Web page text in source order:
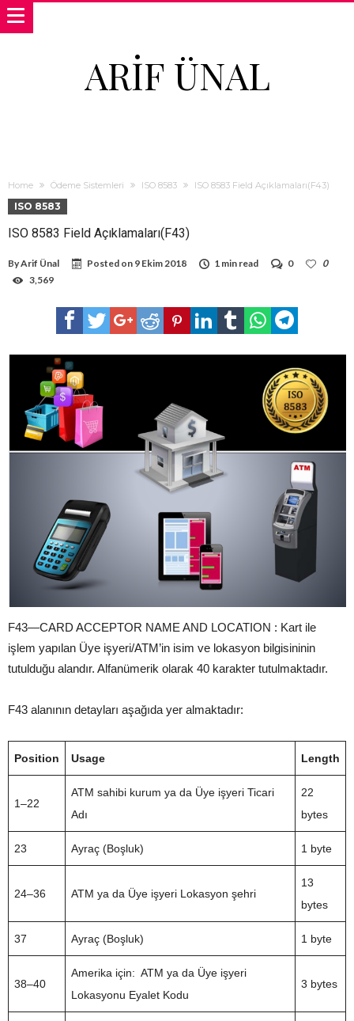
ARIF ÜNAL
Home Ödeme Sistemleri ISO 8583 ISO 8583 Field Açıklamaları(F43)
ISO 8583
ISO 8583 Field Açıklamaları(F43)
ByArif Ünal Posted on 9 Ekim 2018 1 min read 0
0
3,569
F43—CARD ACCEPTOR NAME AND LOCATION : Kart ile
işlem yapılan Üye işyeri/ATM’in isim ve lokasyon bilgisininin
tutulduğu alandır. Alfanümerik olarak 40 karakter tutulmaktadır.
F43 alanının detayları aşağıda yer almaktadır:
Position Usage Length
1–22
ATM sahibi kurum ya da Üye işyeri Ticari
Adı
22
bytes
23 Ayraç (Boşluk) 1 byte
24–36 ATM ya da Üye işyeri Lokasyon şehri
13
bytes
37 Ayraç (Boşluk) 1 byte
38–40
Amerika için: ATM ya da Üye işyeri
Lokasyonu Eyalet Kodu
3 bytes